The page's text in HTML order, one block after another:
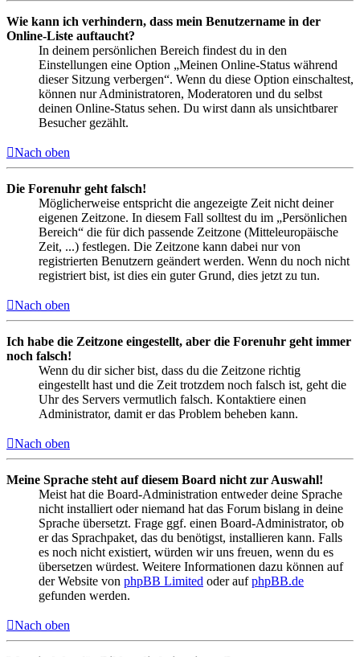
Wie kann ich verhindern, dass mein Benutzername in der
Online-Liste auftaucht?
In deinem persönlichen Bereich findest du in den
Einstellungen eine Option „Meinen Online-Status während
dieser Sitzung verbergen“. Wenn du diese Option einschaltest,
können nur Administratoren, Moderatoren und du selbst
deinen Online-Status sehen. Du wirst dann als unsichtbarer
Besucher gezählt.
Nach oben
Die Forenuhr geht falsch!
Möglicherweise entspricht die angezeigte Zeit nicht deiner
eigenen Zeitzone. In diesem Fall solltest du im „Persönlichen
Bereich“ die für dich passende Zeitzone (Mitteleuropäische
Zeit, ...) festlegen. Die Zeitzone kann dabei nur von
registrierten Benutzern geändert werden. Wenn du noch nicht
registriert bist, ist dies ein guter Grund, dies jetzt zu tun.
Nach oben
Ich habe die Zeitzone eingestellt, aber die Forenuhr geht immer
noch falsch!
Wenn du dir sicher bist, dass du die Zeitzone richtig
eingestellt hast und die Zeit trotzdem noch falsch ist, geht die
Uhr des Servers vermutlich falsch. Kontaktiere einen
Administrator, damit er das Problem beheben kann.
Nach oben
Meine Sprache steht auf diesem Board nicht zur Auswahl!
Meist hat die Board-Administration entweder deine Sprache
nicht installiert oder niemand hat das Forum bislang in deine
Sprache übersetzt. Frage ggf. einen Board-Administrator, ob
er das Sprachpaket, das du benötigst, installieren kann. Falls
es noch nicht existiert, würden wir uns freuen, wenn du es
übersetzen würdest. Weitere Informationen dazu können auf
der Website von phpBB Limited oder aufphpBB.de
gefunden werden.
Nach oben